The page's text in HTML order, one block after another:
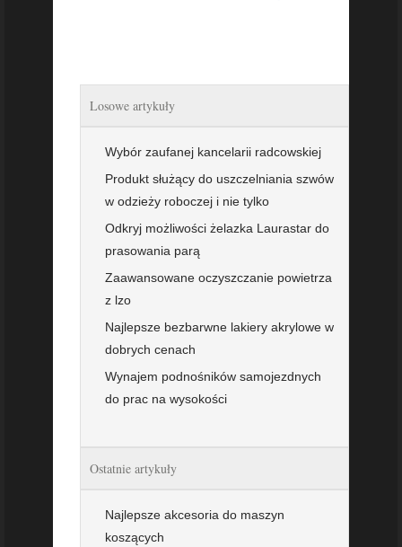
Losowe artykuły
Wybór zaufanej kancelarii radcowskiej
Produkt służący do uszczelniania szwów
w odzieży roboczej i nie tylko
Odkryj możliwości żelazka Laurastar do
prasowania parą
Zaawansowane oczyszczanie powietrza
z lzo
Najlepsze bezbarwne lakiery akrylowe w
dobrych cenach
Wynajem podnośników samojezdnych
do prac na wysokości
Ostatnie artykuły
Najlepsze akcesoria do maszyn
koszących